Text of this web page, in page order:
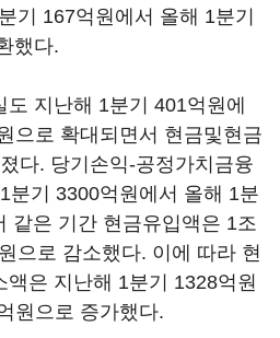
기 167억원에서 올해 1분기
했다.
지난해 1분기 401억원에
으로 확대되면서 현금및현금
다. 당기손익-공정가치금융
분기 3300억원에서 올해 1분
같은 기간 현금유입액은 1조
으로 감소했다. 이에 따라 현
은 지난해 1분기 1328억원
원으로 증가했다.